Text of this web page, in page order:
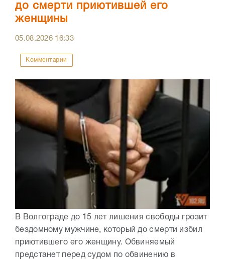
до смерти приютившей его
женщины
05.08.2026 16:33
Комментарии
В Волгограде до 15 лет лишения свободы грозит
бездомному мужчине, который до смерти избил
приютившего его женщину. Обвиняемый
предстанет перед судом по обвинению в